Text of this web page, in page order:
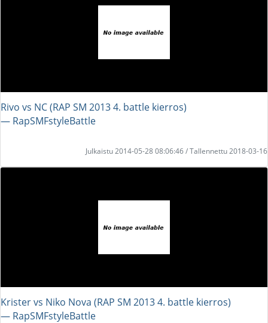
Rivo vs NC (RAP SM 2013 4. battle kierros)
― RapSMFstyleBattle
Julkaistu 2014-05-28 08:06:46 / Tallennettu 2018-03-16
Krister vs Niko Nova (RAP SM 2013 4. battle kierros)
― RapSMFstyleBattle